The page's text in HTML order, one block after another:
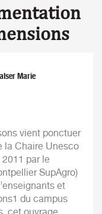
Marie
vient ponctuer
la Chaire Unesco
par le
SupAgro)
et
du campus
cet ouvrage